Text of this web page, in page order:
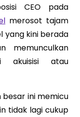
CEO pada
merosot tajam
yang kini berada
memunculkan
akuisisi atau
ini memicu
tidak lagi cukup